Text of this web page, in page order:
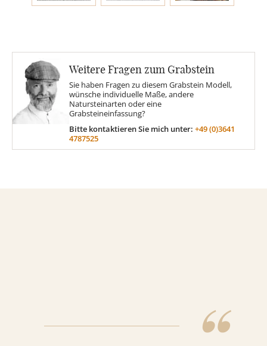
Glas
Sonne
Findling
Weitere Fragen zum Grabstein
Sie haben Fragen zu diesem Grabstein Modell,
wünsche individuelle Maße, andere
Natursteinarten oder eine
Grabsteineinfassung?
Bitte kontaktieren Sie mich unter: +49 (0)3641
4787525